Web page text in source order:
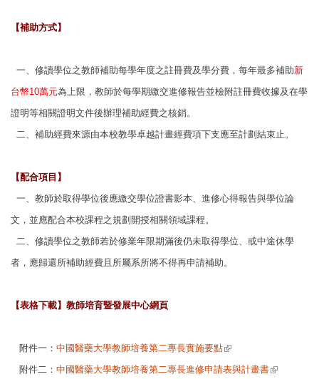
【補助方式】
一、修讀學位之教師補助每學年度之註冊費及學分費，每年最多補助新
台幣10萬元為上限，教師於每學期繳交進修報告並檢附註冊費收據及在學
證明等相關證明文件後辦理補助經費之核銷。
二、補助經費來源由本校教學卓越計畫經費項下支應至計劃結束止。
【配合項目】
一、教師於取得學位後應繳交學位證書影本、進修心得報告與學位論
文，並應配合本校課程之規劃開授相關領域課程。
二、修讀學位之教師若於修業年限期滿後仍未取得學位、或中途休學
者，應歸還所補助經費且所屬系所將不得再申請補助。
【表格下載】教師培育暨發展中心網頁
附件一： 中國醫藥大學教師培養第二專長實施要點
(link is external)
附件二： 中國醫藥大學教師培養第二專長進修申請表與計畫書
(link is